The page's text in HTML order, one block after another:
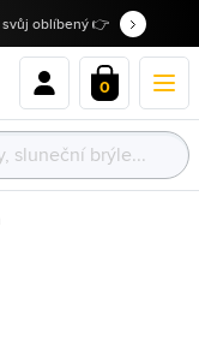
oblíbený 👉
0